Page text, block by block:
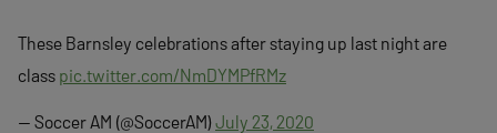
These Barnsley celebrations after staying up last night are
class pic.twitter.com/NmDYMPfRMz
— Soccer AM (@SoccerAM)July 23, 2020